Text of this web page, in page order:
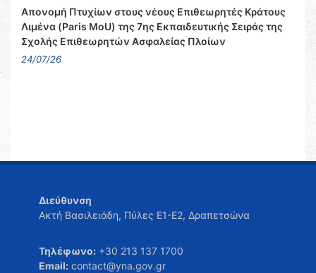
Απονομή Πτυχίων στους νέους Επιθεωρητές Κράτους
Λιμένα (Paris MoU) της 7ης Εκπαιδευτικής Σειράς της
Σχολής Επιθεωρητών Ασφαλείας Πλοίων
24/07/26
Διεύθυνση
Ακτή Βασιλειάδη, Πύλες Ε1-Ε2, Δραπετσώνα
Τηλέφωνο: +30 213 137 1700
Email: contact@yna.gov.gr